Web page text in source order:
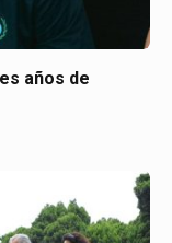
años de